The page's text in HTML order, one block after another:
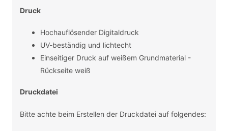
Druck
Hochauflösender Digitaldruck
UV-beständig und lichtecht
Einseitiger Druck auf weißem Grundmaterial -
Rückseite weiß
Druckdatei
Bitte achte beim Erstellen der Druckdatei auf folgendes: